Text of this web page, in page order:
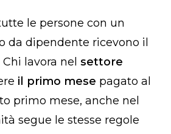
le persone con un
da dipendente ricevono il
lavora nel settore
il primo mese pagato al
primo mese, anche nel
segue le stesse regole